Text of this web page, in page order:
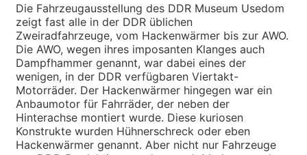
Die Fahrzeugausstellung des DDR Museum Usedom
zeigt fast alle in der DDR üblichen
Zweiradfahrzeuge, vom Hackenwärmer bis zur AWO.
Die AWO, wegen ihres imposanten Klanges auch
Dampfhammer genannt, war dabei eines der
wenigen, in der DDR verfügbaren Viertakt-
Motorräder. Der Hackenwärmer hingegen war ein
Anbaumotor für Fahrräder, der neben der
Hinterachse montiert wurde. Diese kuriosen
Konstrukte wurden Hühnerschreck oder eben
Hackenwärmer genannt. Aber nicht nur Fahrzeuge